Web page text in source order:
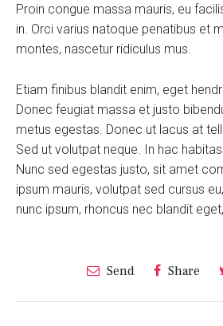
Proin congue massa mauris, eu
in. Orci varius natoque penatibus et
montes, nascetur ridiculus mus.
Etiam finibus blandit enim, eget
Donec feugiat massa et justo
metus egestas. Donec ut lacus at
Sed ut volutpat neque. In hac
Nunc sed egestas justo, sit amet
ipsum mauris, volutpat sed cursus
nunc ipsum, rhoncus nec blandit
Send Share